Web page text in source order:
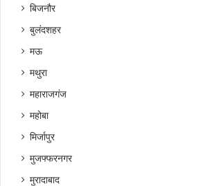
बिजनौर
बुलंदशहर
मऊ
मथुरा
महाराजगंज
महोबा
मिर्जापुर
मुजफ्फरनगर
मुरादाबाद